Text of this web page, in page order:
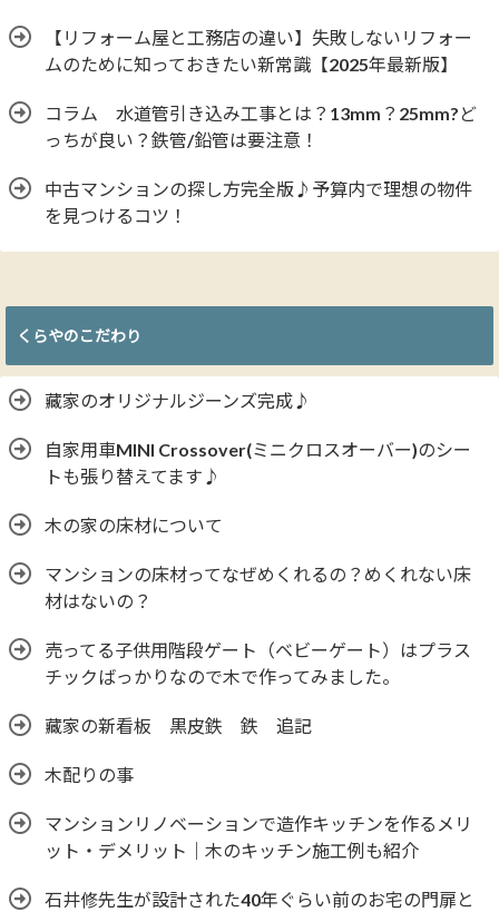
【リフォーム屋と工務店の違い】失敗しないリフォー
ムのために知っておきたい新常識【2025年最新版】
コラム 水道管引き込み工事とは？13mm？25mm?ど
っちが良い？鉄管/鉛管は要注意！
中古マンションの探し方完全版♪予算内で理想の物件
を見つけるコツ！
くらやのこだわり
藏家のオリジナルジーンズ完成♪
自家用車MINI Crossover(ミニクロスオーバー)のシー
トも張り替えてます♪
木の家の床材について
マンションの床材ってなぜめくれるの？めくれない床
材はないの？
売ってる子供用階段ゲート（ベビーゲート）はプラス
チックばっかりなので木で作ってみました。
藏家の新看板 黒皮鉄 鉄 追記
木配りの事
マンションリノベーションで造作キッチンを作るメリ
ット・デメリット｜木のキッチン施工例も紹介
石井修先生が設計された40年ぐらい前のお宅の門扉と